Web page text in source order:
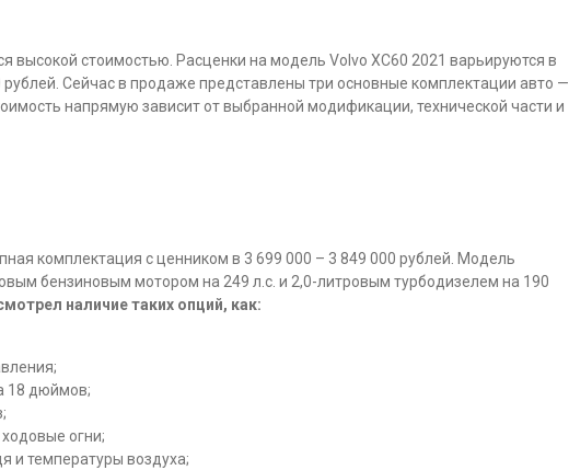
высокой стоимостью. Расценки на модель Volvo XC60 2021 варьируются в
рублей. Сейчас в продаже представлены три основные комплектации авто —
напрямую зависит от выбранной модификации, технической части и
комплектация с ценником в 3 699 000 – 3 849 000 рублей. Модель
бензиновым мотором на 249 л.с. и 2,0-литровым турбодизелем на 190
наличие таких опций, как:
18 дюймов;
огни;
и температуры воздуха;